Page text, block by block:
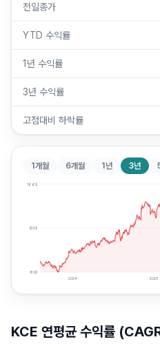
전일종가
YTD 수익률
1년 수익률
3년 수익률
고점대비 하락률
1개월 6개월 1년 3년
166$
123$
80$
2024 2025
KCE 연평균 수익률